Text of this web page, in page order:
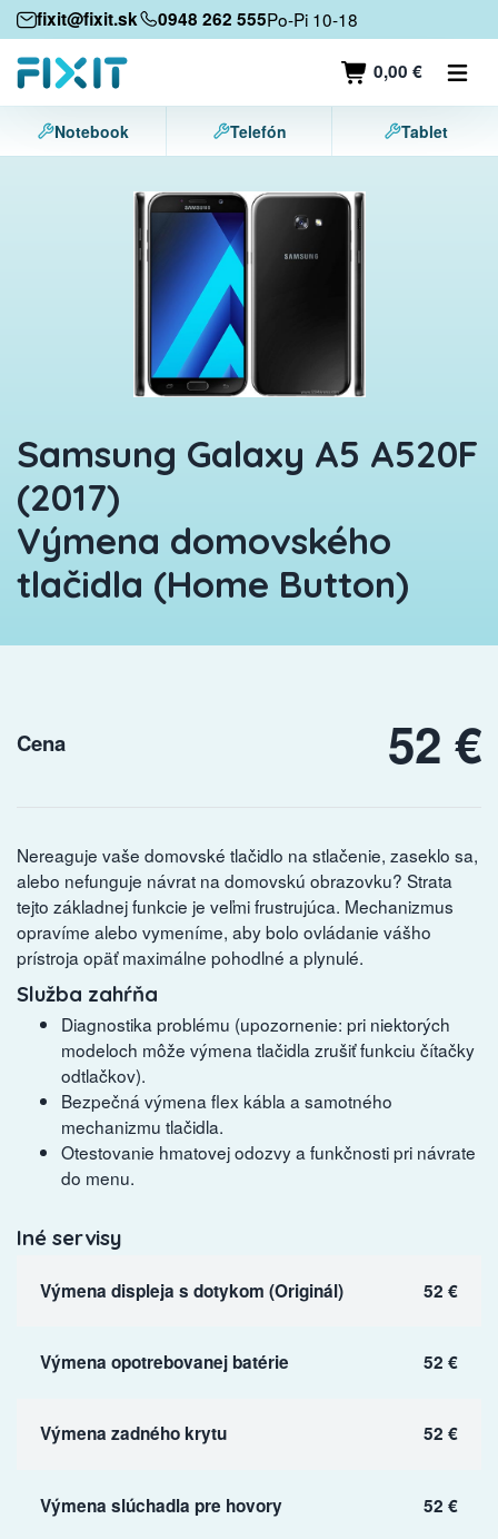
fixit@fixit.sk 0948 262 555Po-Pi 10-18
0,00 €
Mobilné zariadenia
Mobilné telefóny
Tablety
Herné konzoly
Príslušenstvo
Notebook Telefón Tablet
Samsung Galaxy A5 A520F
(2017)
Výmena domovského
tlačidla (Home Button)
Cena 52 €
Nereaguje vaše domovské tlačidlo na stlačenie, zaseklo sa,
alebo nefunguje návrat na domovskú obrazovku? Strata
tejto základnej funkcie je veľmi frustrujúca. Mechanizmus
opravíme alebo vymeníme, aby bolo ovládanie vášho
prístroja opäť maximálne pohodlné a plynulé.
Služba zahŕňa
Diagnostika problému (upozornenie: pri niektorých
modeloch môže výmena tlačidla zrušiť funkciu čítačky
odtlačkov).
Bezpečná výmena flex kábla a samotného
mechanizmu tlačidla.
Otestovanie hmatovej odozvy a funkčnosti pri návrate
do menu.
Iné servisy
Výmena displeja s dotykom (Originál) 52 €
Výmena opotrebovanej batérie 52 €
Výmena zadného krytu 52 €
Výmena slúchadla pre hovory 52 €